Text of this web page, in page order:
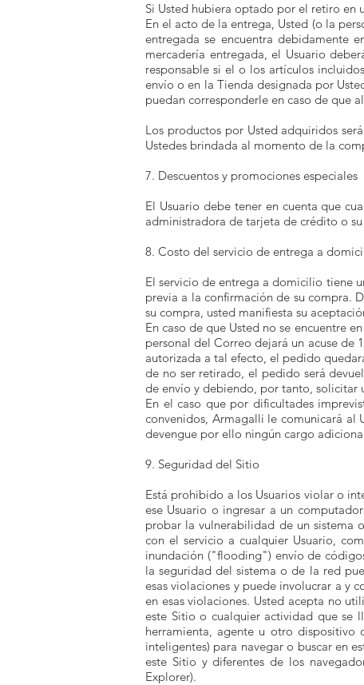
Si Usted hubiera optado por el retiro en
En el acto de la entrega, Usted (o la
entregada se encuentra debidamente
mercadería entregada, el Usuario
responsable si el o los artículos
envío o en la Tienda designada por
puedan corresponderle en caso de que
Los productos por Usted adquiridos
Ustedes brindada al momento de la
7. Descuentos y promociones especiales
El Usuario debe tener en cuenta que
administradora de tarjeta de crédito o
8. Costo del servicio de entrega a
El servicio de entrega a domicilio tiene
previa a la confirmación de su compra.
su compra, usted manifiesta su
En caso de que Usted no se encuentre
personal del Correo dejará un acuse de
autorizada a tal efecto, el pedido
de no ser retirado, el pedido será
de envío y debiendo, por tanto, solicitar
En el caso que por dificultades
convenidos, Armagalli le comunicará al
devengue por ello ningún cargo
9. Seguridad del Sitio
Está prohibido a los Usuarios violar o
ese Usuario o ingresar a un
probar la vulnerabilidad de un sistema
con el servicio a cualquier Usuario,
inundación ("flooding") envío de
la seguridad del sistema o de la red
esas violaciones y puede involucrar a y
en esas violaciones. Usted acepta no
este Sitio o cualquier actividad que se
herramienta, agente u otro dispositivo
inteligentes) para navegar o buscar en
este Sitio y diferentes de los
Explorer).